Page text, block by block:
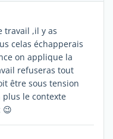
travail ,il y as
celas échapperais
on applique la
refuseras tout
être sous tension
le contexte
😉